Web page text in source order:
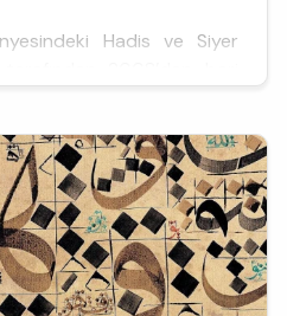
Hadis ve Siyer
etmiş önemli ilim
g...